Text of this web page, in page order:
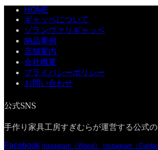
HOME
ギャッベについて
ゾランヴァリギャッベ
納品事例
店舗案内
会社概要
プライバシーポリシー
お問い合わせ
公式SNS
手作り家具工房すぎむらが運営する公式
Facebook Instagram（Wood） Instagram（